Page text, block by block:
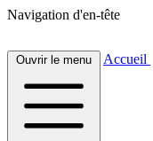
Navigation d'en-tête
Ouvrir le menu Accueil